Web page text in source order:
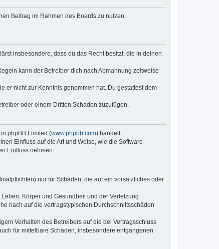
Beitrag im Rahmen des Boards zu nutzen.
insbesondere, dass du das Recht besitzt, die in deinen
kann der Betreiber dich nach Abmahnung zeitweise
er nicht zur Kenntnis genommen hat. Du gestattest dem
oder einem Dritten Schaden zuzufügen.
phpBB Limited (www.phpbb.com) handelt;
Einfluss auf die Art und Weise, wie die Software
Einfluss nehmen.
nur für Schäden, die auf ein vorsätzliches oder
Körper und Gesundheit und der Verletzung
nach auf die vertragstypischen Durchschnittsschäden
Verhalten des Betreibers auf die bei Vertragsschluss
für mittelbare Schäden, insbesondere entgangenen